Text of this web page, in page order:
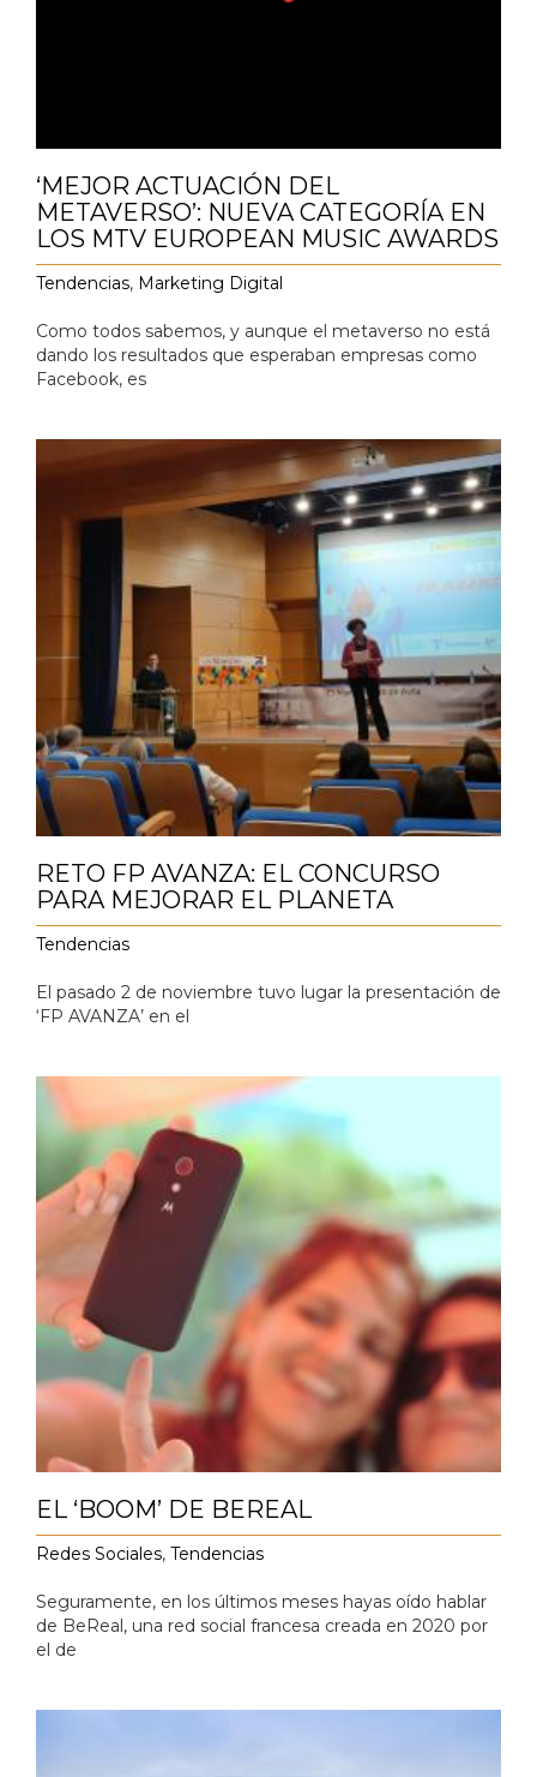
‘MEJOR ACTUACIÓN DEL
METAVERSO’: NUEVA CATEGORÍA EN
LOS MTV EUROPEAN MUSIC AWARDS
Tendencias, Marketing Digital
Como todos sabemos, y aunque el metaverso no está
dando los resultados que esperaban empresas como
Facebook, es
RETO FP AVANZA: EL CONCURSO
PARA MEJORAR EL PLANETA
Tendencias
El pasado 2 de noviembre tuvo lugar la presentación de
‘FP AVANZA’ en el
EL ‘BOOM’ DE BEREAL
Redes Sociales, Tendencias
Seguramente, en los últimos meses hayas oído hablar
de BeReal, una red social francesa creada en 2020 por
el de